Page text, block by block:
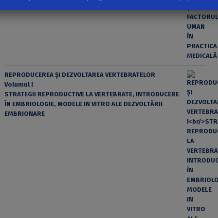
REPRODUCEREA ȘI DEZVOLTAREA VERTEBRATELOR
Volumul I
STRATEGII REPRODUCTIVE LA VERTEBRATE, INTRODUCERE
ÎN EMBRIOLOGIE, MODELE IN VITRO ALE DEZVOLTĂRII
EMBRIONARE